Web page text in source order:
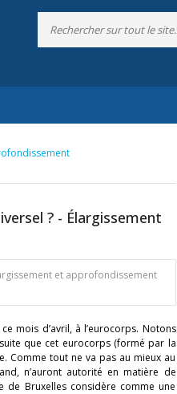
? - Élargissement
et approfondissement
mois d’avril, à l’eurocorps. Notons
que cet eurocorps (formé par la
Comme tout ne va pas au mieux au
n’auront autorité en matière de
de Bruxelles considère comme une